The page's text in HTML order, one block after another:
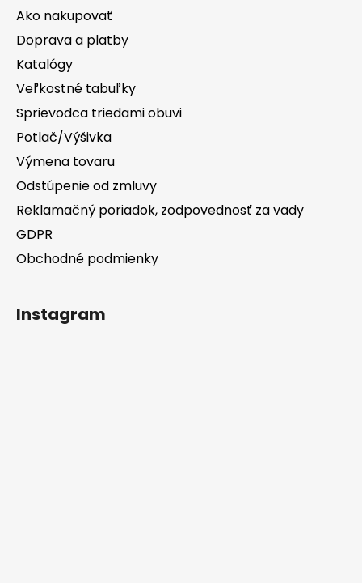
Ako nakupovať
Doprava a platby
Katalógy
Veľkostné tabuľky
Sprievodca triedami obuvi
Potlač/Výšivka
Výmena tovaru
Odstúpenie od zmluvy
Reklamačný poriadok, zodpovednosť za vady
GDPR
Obchodné podmienky
Instagram